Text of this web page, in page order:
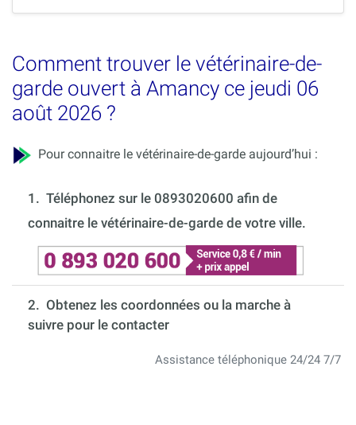
Comment trouver le vétérinaire-de-
garde ouvert à Amancy ce jeudi 06
août 2026 ?
Pour connaitre le vétérinaire-de-garde aujourd’hui :
1. Téléphonez sur le 0893020600 afin de
connaitre le vétérinaire-de-garde de votre ville.
2. Obtenez les coordonnées ou la marche à
suivre pour le contacter
Assistance téléphonique 24/24 7/7